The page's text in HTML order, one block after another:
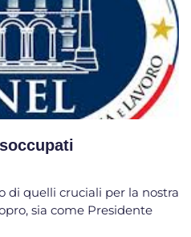
di quelli cruciali per la nostra
sia come Presidente